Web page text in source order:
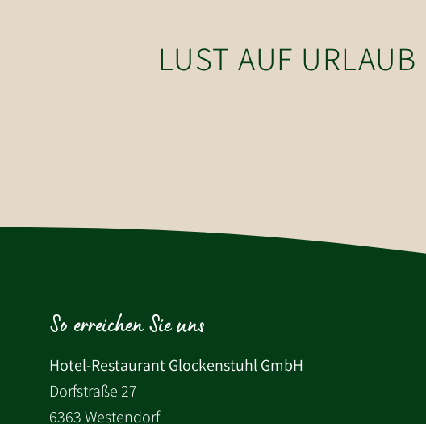
LUST AUF
So erreichen Sie uns
Hotel-Restaurant Glockenstuhl GmbH
Dorfstraße 27
6363 Westendorf